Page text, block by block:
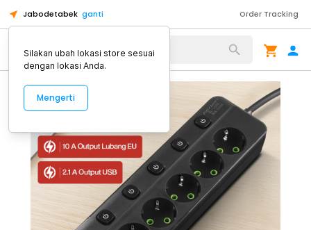
Jabodetabek ganti Order Tracking
Alat Kopi
Silakan ubah lokasi store sesuai
dengan lokasi Anda.
Mengerti